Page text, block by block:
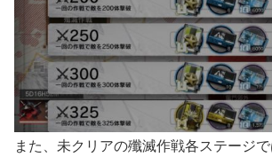
また、未クリアの殲滅作戦各ステージで